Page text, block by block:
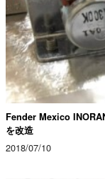
Fender Mexico
を改造
2018/07/10